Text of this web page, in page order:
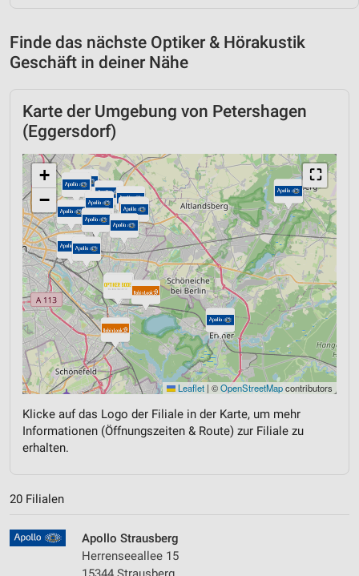
Finde das nächste Optiker & Hörakustik
Geschäft in deiner Nähe
Karte der Umgebung von Petershagen
(Eggersdorf)
⛶
+
−
Leaflet | ©OpenStreetMapcontributors
Klicke auf das Logo der Filiale in der Karte, um mehr
Informationen (Öffnungszeiten & Route) zur Filiale zu
erhalten.
20 Filialen
Apollo Strausberg
Herrenseeallee 15